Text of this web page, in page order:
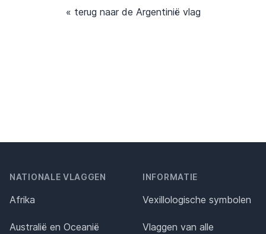
« terug naar de Argentinië vlag
NATIONALE VLAGGEN
Afrika
Australië en Oceanië
INFORMATIE
Vexillologische symbolen
Vlaggen van alle